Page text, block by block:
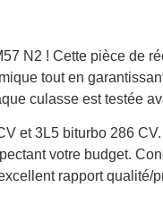
N2 ! Cette pièce de
tout en
culasse est testée
et 3L5 biturbo 286
votre budget.
rapport qualité/